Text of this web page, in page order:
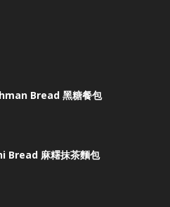
Bread 黑糖餐包
Bread 麻糬抹茶麵包